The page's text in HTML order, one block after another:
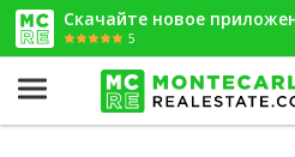
Скачайте новое
5